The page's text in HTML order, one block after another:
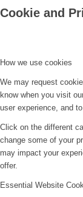
Cookie and
How we use cookies
We may request
know when you visit
user experience, and
Click on the different
change some of your
may impact your
offer.
Essential Website